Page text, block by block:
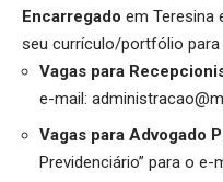
Encarregado em Teresina
seu currículo/portfólio para
Vagas para
e-mail:
Vagas para Advogado
Previdenciário” para o e-